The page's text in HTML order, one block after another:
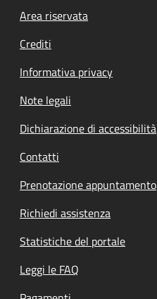
Footer menu
Area riservata
Crediti
Informativa privacy
Note legali
Dichiarazione di accessibilità
Contatti
Prenotazione appuntamento
Richiedi assistenza
Statistiche del portale
Leggi le FAQ